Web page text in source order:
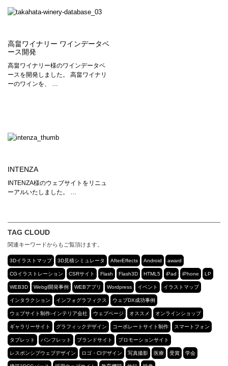
高畠ワイナリー ワインデータベ
ース開発
高畠ワイナリー様のワインデータベ
ースを開発しました。 高畠ワイナリ
ーのワインを、 …
INTENZA
INTENZA様のウェブサイトをリニュ
ーアルいたしました。 …
TAG CLOUD
関連キーワードからもご覧頂けます。
3Dイラストマップ 3D見積シミュレータ AfterEffects Android award
CGイラストレーション CSRサイト Flash Flash3D HTML5 iPad iPhone LP
WEB3D Webgl開発事例 WEBアプリ Wordpress イベント イラストマップ
インタラクション インフォグラフィクス ウェブDX成功事例
ウェブサイト制作-インテリア会社 ウェブページ オススメ オンラインショップ
ギャラリーサイト グラフィックデザイン コーポレートサイト制作 スマートフォン
タブレット パンフレット ブランドサイト プロモーションサイト
レスポンシブウェブデザイン ロゴ・CIデザイン 写真撮影 医療 受賞 学会